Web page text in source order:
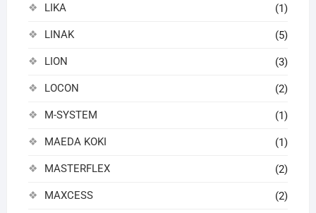
LIKA (1)
LINAK (5)
LION (3)
LOCON (2)
M-SYSTEM (1)
MAEDA KOKI (1)
MASTERFLEX (2)
MAXCESS (2)